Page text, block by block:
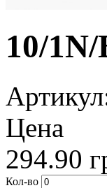
10/
Артикул
Цена
294.90
Кол-во